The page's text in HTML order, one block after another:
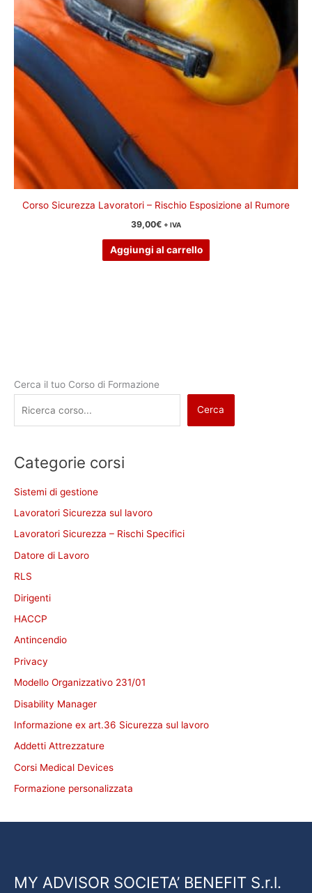
Corso Sicurezza Lavoratori – Rischio Esposizione al Rumore
39,00€ + IVA
Aggiungi al carrello
Cerca il tuo Corso di Formazione
Cerca
Categorie corsi
Sistemi di gestione
Lavoratori Sicurezza sul lavoro
Lavoratori Sicurezza – Rischi Specifici
Datore di Lavoro
RLS
Dirigenti
HACCP
Antincendio
Privacy
Modello Organizzativo 231/01
Disability Manager
Informazione ex art.36 Sicurezza sul lavoro
Addetti Attrezzature
Corsi Medical Devices
Formazione personalizzata
MY ADVISOR SOCIETA’ BENEFIT S.r.l.